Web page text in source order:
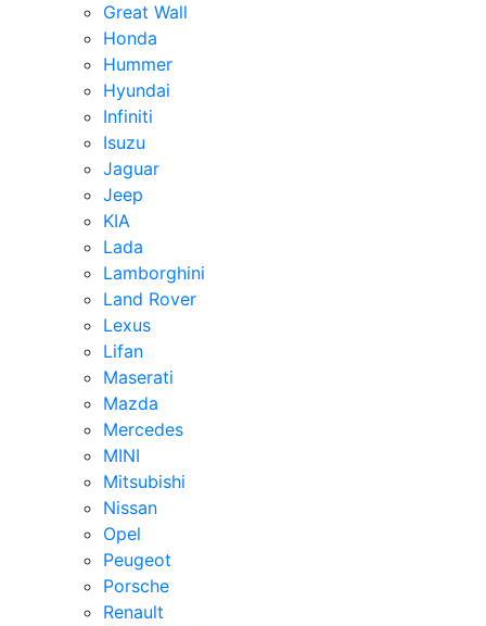
Great Wall
Honda
Hummer
Hyundai
Infiniti
Isuzu
Jaguar
Jeep
KIA
Lada
Lamborghini
Land Rover
Lexus
Lifan
Maserati
Mazda
Mercedes
MINI
Mitsubishi
Nissan
Opel
Peugeot
Porsche
Renault